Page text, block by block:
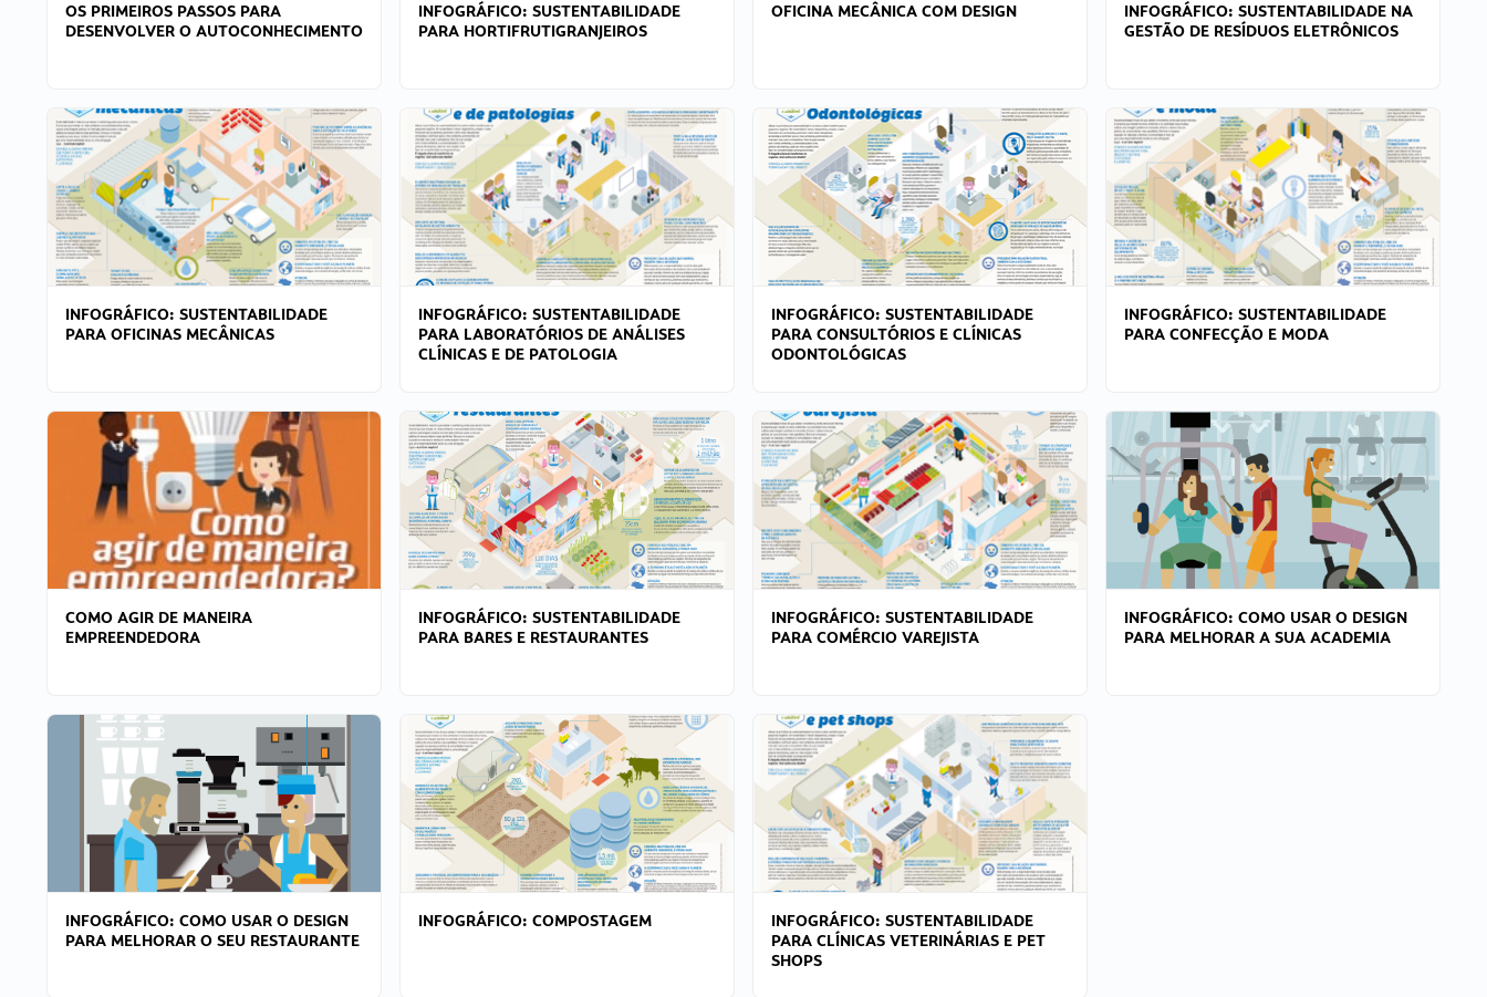
OS PRIMEIROS PASSOS PARA
DESENVOLVER O AUTOCONHECIMENTO
INFOGRÁFICO: SUSTENTABILIDADE
PARA HORTIFRUTIGRANJEIROS
OFICINA MECÂNICA COM DESIGN
INFOGRÁFICO: SUSTENTABILIDADE NA
GESTÃO DE RESÍDUOS ELETRÔNICOS
INFOGRÁFICO: SUSTENTABILIDADE
PARA OFICINAS MECÂNICAS
INFOGRÁFICO: SUSTENTABILIDADE
PARA LABORATÓRIOS DE ANÁLISES
CLÍNICAS E DE PATOLOGIA
INFOGRÁFICO: SUSTENTABILIDADE
PARA CONSULTÓRIOS E CLÍNICAS
ODONTOLÓGICAS
INFOGRÁFICO: SUSTENTABILIDADE
PARA CONFECÇÃO E MODA
COMO AGIR DE MANEIRA
EMPREENDEDORA
INFOGRÁFICO: SUSTENTABILIDADE
PARA BARES E RESTAURANTES
INFOGRÁFICO: SUSTENTABILIDADE
PARA COMÉRCIO VAREJISTA
INFOGRÁFICO: COMO USAR O DESIGN
PARA MELHORAR A SUA ACADEMIA
INFOGRÁFICO: COMO USAR O DESIGN
PARA MELHORAR O SEU RESTAURANTE
INFOGRÁFICO: COMPOSTAGEM
INFOGRÁFICO: SUSTENTABILIDADE
PARA CLÍNICAS VETERINÁRIAS E PET
SHOPS